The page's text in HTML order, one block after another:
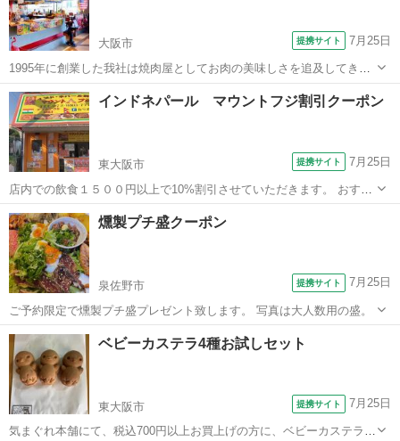
大阪市 提携サイト 7月25日
1995年に創業した我社は焼肉屋としてお肉の美味しさを追及してきま
した。この度石窯と出会い、より一層美味しいお肉を追求し、もっと
沢山の人に食を通して楽しいひと時をお過ごし頂こうという想いから
MEAT LAB.8129は誕生し...
大阪 大阪市 洋食
インドネパール マウントフジ割引クーポン
東大阪市 提携サイト 7月25日
店内での飲食１５００円以上で10%割引させていただきます。 おすす
めはバターチキンカレー、明太子チーズナンです。 ランチ11：00〜
14：30 ディナー17：00〜22：30
大阪 東大阪市 カレー
燻製プチ盛クーポン
泉佐野市 提携サイト 7月25日
ご予約限定で燻製プチ盛プレゼント致します。 写真は大人数用の盛。
大阪 泉佐野市
ベビーカステラ4種お試しセット
東大阪市 提携サイト 7月25日
気まぐれ本舗にて、税込700円以上お買上げの方に、ベビーカステラの